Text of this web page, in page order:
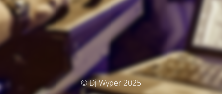
© Dj Wyper 2025